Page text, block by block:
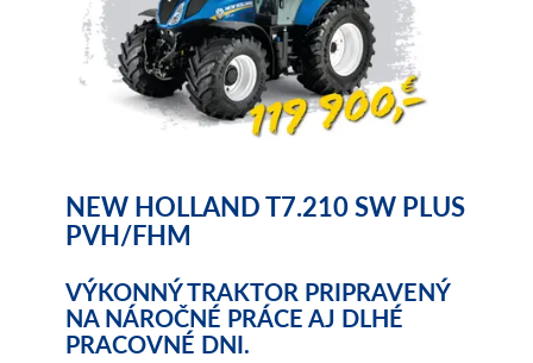
NEW HOLLAND T7.210 SW PLUS
PVH/FHM
VÝKONNÝ TRAKTOR PRIPRAVENÝ
NA NÁROČNÉ PRÁCE AJ DLHÉ
PRACOVNÉ DNI.